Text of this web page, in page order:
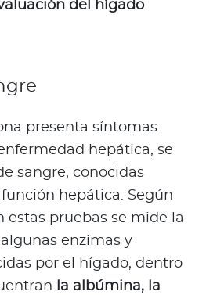
del hígado
presenta síntomas
hepática, se
sangre, conocidas
hepática. Según
estas pruebas se mide la
enzimas y
por el hígado, dentro
la albúmina, la